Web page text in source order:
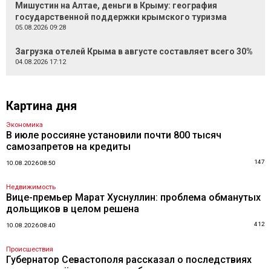
Мишустин на Алтае, деньги в Крыму: география
государственной поддержки крымского туризма
05.08.2026 09:28
Загрузка отелей Крыма в августе составляет всего 30%
04.08.2026 17:12
Картина дня
Экономика
В июле россияне установили почти 800 тысяч
самозапретов на кредиты
10.08.2026 08:50 147
Недвижимость
Вице-премьер Марат Хуснуллин: проблема обманутых
дольщиков в целом решена
10.08.2026 08:40 412
Происшествия
Губернатор Севастополя рассказал о последствиях